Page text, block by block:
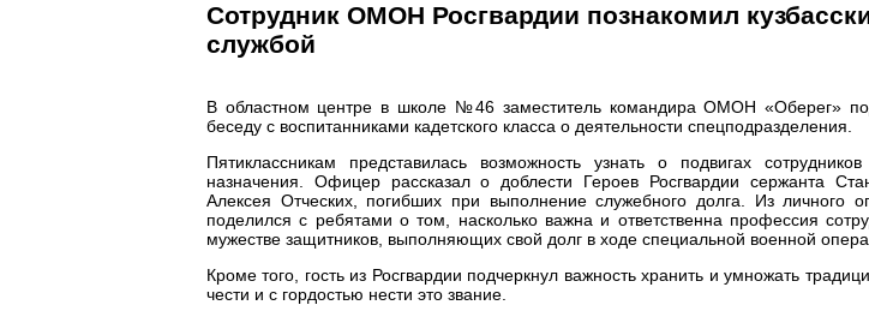
Сотрудник ОМОН Росгвардии познакомил
службой
В областном центре в школе №46 заместитель командира ОМОН «Оберег»
беседу с воспитанниками кадетского класса о деятельности спецподразделения.
Пятиклассникам представилась возможность узнать о подвигах
назначения. Офицер рассказал о доблести Героев Росгвардии сержанта
Алексея Отческих, погибших при выполнение служебного долга. Из личного
поделился с ребятами о том, насколько важна и ответственна профессия
мужестве защитников, выполняющих свой долг в ходе специальной военной
Кроме того, гость из Росгвардии подчеркнул важность хранить и умножать
чести и с гордостью нести это звание.